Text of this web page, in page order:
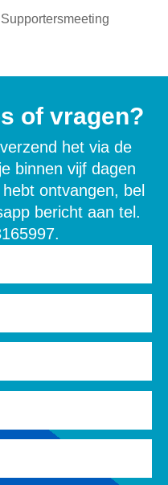
of vragen?
het via de
binnen vijf dagen
ontvangen, bel
bericht aan tel.